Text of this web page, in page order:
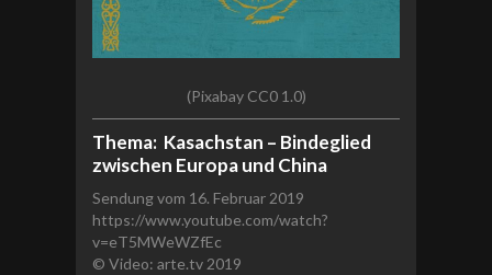
(Pixabay CC0 1.0)
Thema: Kasachstan – Bindeglied
zwischen Europa und China
Sendung vom 16. Februar 2019
https://www.youtube.com/watch?
v=eT5MWeWZfEc
© Video: arte.tv 2019